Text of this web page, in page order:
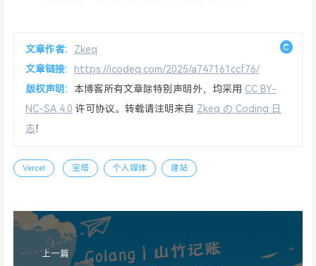
文章作者:
Zkeq
文章链接:
https://icodeq.com/2025/a747161ccf76/
版权声明:
本博客所有文章除特别声明外，均采用 CC BY-
NC-SA 4.0 许可协议。转载请注明来自 Zkeq の Coding 日
志 ！
Vercel 宝塔 个人媒体 建站
上一篇